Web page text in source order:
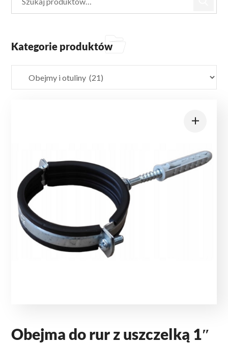
Obejma do rur z uszczelką 1″
Kategorie produktów